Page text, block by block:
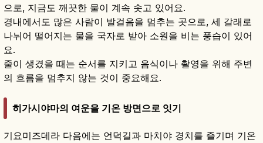
으로, 지금도 깨끗한 물이 계속 솟고 있어요.
경내에서도 많은 사람이 발걸음을 멈추는 곳으로, 세 갈래로
나뉘어 떨어지는 물을 국자로 받아 소원을 비는 풍습이 있어
요.
줄이 생겼을 때는 순서를 지키고 음식이나 촬영을 위해 주변
의 흐름을 멈추지 않는 것이 중요해요.
히가시야마의 여운을 기온 방면으로 잇기
기요미즈데라 다음에는 언덕길과 마치야 경치를 즐기며 기온